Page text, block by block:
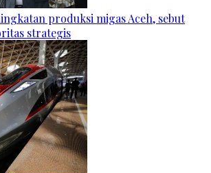
produksi migas Aceh, sebut
strategis